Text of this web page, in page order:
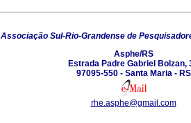
Associação Sul-Rio-Grandense de
Asphe/RS
Estrada Padre Gabriel Bolzan,
97095-550 - Santa Maria - RS
rhe.asphe@gmail.com